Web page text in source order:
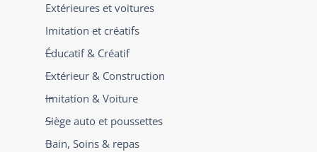
Extérieures et voitures
Imitation et créatifs
Éducatif & Créatif
Extérieur & Construction
Imitation & Voiture
Siège auto et poussettes
Bain, Soins & repas